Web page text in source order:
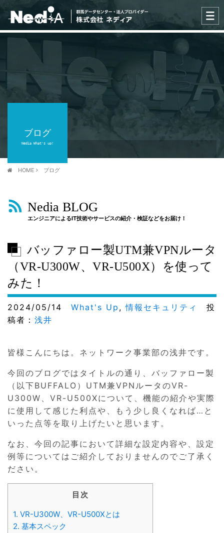
ブログ
Nedia What's up!
HOME ブログ
Nedia BLOG
エンジニアによるIT技術やサービスの紹介・検証などをお届け！
バッファロー製UTM兼VPNルータ
（VR-U300W、VR-U500X）を使って
みた！
2024/05/14 What's Up ,情報セキュリティ
投
稿者： 浅井
皆様こんにちは。ネットワーク事業部の浅井です。
今回のブログではタイトルの通り、バッファロー製
（以下BUFFALO）UTM兼VPNルータのVR-
U300W、VR-U500Xについて、機能の紹介や実際
に使用して感じた利点や、もう少し良くなれば…と
いった点等を取り上げたいと思います。
なお、今回の記事において詳細な設定内容や、設定
例等についてはご紹介しておりませんのでご了承く
ださい。
目次
1. VR-U300W、VR-U500Xとは
2. 基本スペック